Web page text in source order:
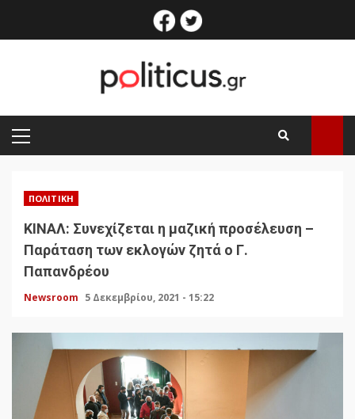
facebook
PRIMARY
MENU
ΠΟΛΙΤΙΚΉ
ΚΙΝΑΛ: Συνεχίζεται η μαζική προσέλευση –
Παράταση των εκλογών ζητά ο Γ.
Παπανδρέου
Newsroom 5 Δεκεμβρίου, 2021 - 15:22